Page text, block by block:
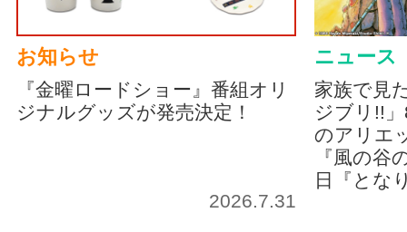
お知らせ
『金曜ロードショー』番組オリ
ジナルグッズが発売決定！
2026.7.31
ニュース
家族で見
ジブリ!!
のアリエ
『風の谷
日『とな